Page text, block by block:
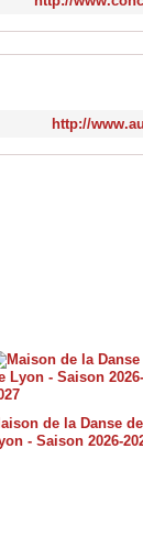
http://
de la Danse de
- Saison 2026-